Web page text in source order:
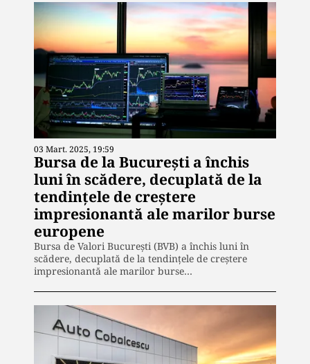
03 Mart. 2025, 19:59
Bursa de la Bucureşti a închis
luni în scădere, decuplată de la
tendinţele de creştere
impresionantă ale marilor burse
europene
Bursa de Valori Bucureşti (BVB) a închis luni în
scădere, decuplată de la tendinţele de creştere
impresionantă ale marilor burse…